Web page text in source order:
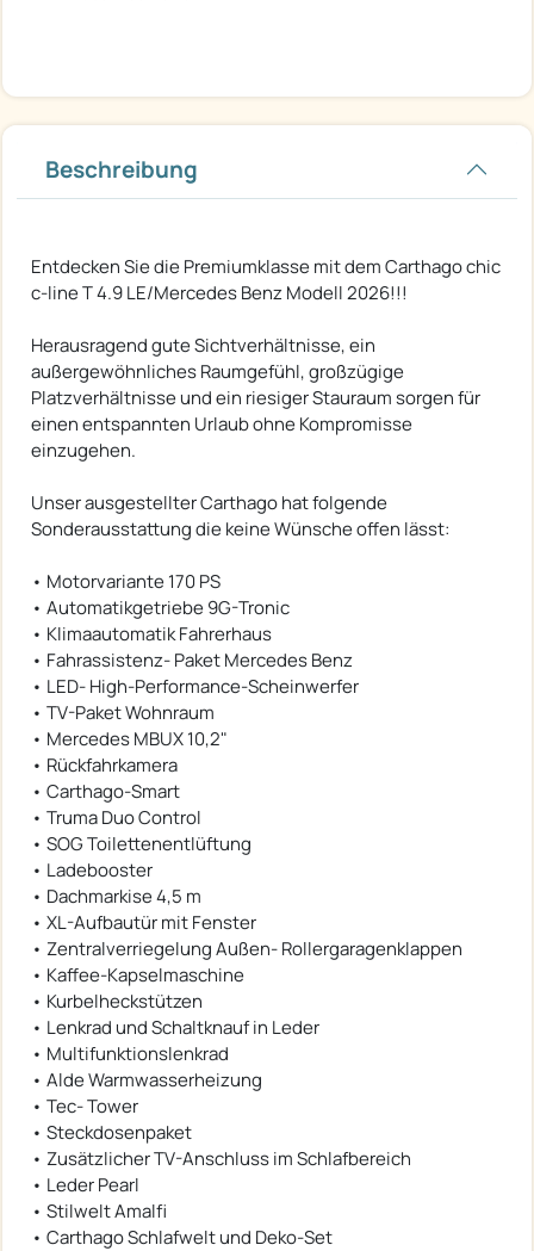
Beschreibung
Entdecken Sie die Premiumklasse mit dem Carthago chic
c-line T 4.9 LE/Mercedes Benz Modell 2026!!!
Herausragend gute Sichtverhältnisse, ein
außergewöhnliches Raumgefühl, großzügige
Platzverhältnisse und ein riesiger Stauraum sorgen für
einen entspannten Urlaub ohne Kompromisse
einzugehen.
Unser ausgestellter Carthago hat folgende
Sonderausstattung die keine Wünsche offen lässt:
• Motorvariante 170 PS
• Automatikgetriebe 9G-Tronic
• Klimaautomatik Fahrerhaus
• Fahrassistenz- Paket Mercedes Benz
• LED- High-Performance-Scheinwerfer
• TV-Paket Wohnraum
• Mercedes MBUX 10,2"
• Rückfahrkamera
• Carthago-Smart
• Truma Duo Control
• SOG Toilettenentlüftung
• Ladebooster
• Dachmarkise 4,5 m
• XL-Aufbautür mit Fenster
• Zentralverriegelung Außen- Rollergaragenklappen
• Kaffee-Kapselmaschine
• Kurbelheckstützen
• Lenkrad und Schaltknauf in Leder
• Multifunktionslenkrad
• Alde Warmwasserheizung
• Tec- Tower
• Steckdosenpaket
• Zusätzlicher TV-Anschluss im Schlafbereich
• Leder Pearl
• Stilwelt Amalfi
• Carthago Schlafwelt und Deko-Set